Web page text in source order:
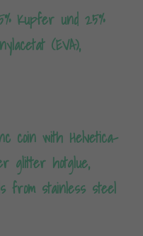
Kupfer und 25%
(EVA),
coin with Helvetica-
glitter hotglue,
from stainless steel